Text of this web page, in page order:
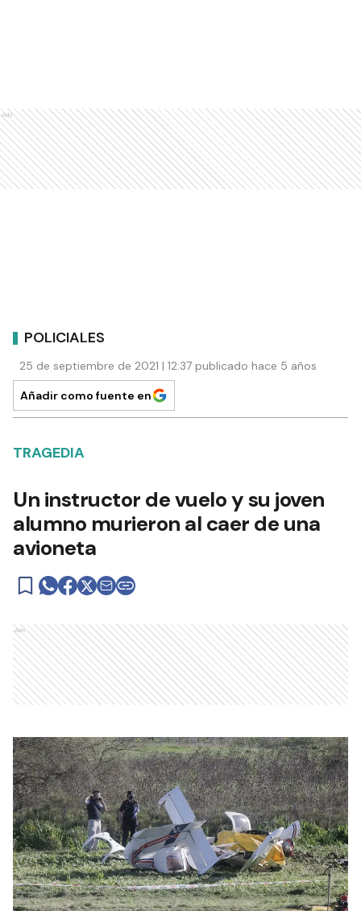
Ads
POLICIALES
25 de septiembre de 2021 | 12:37 publicado hace 5 años
Añadir como fuente en
TRAGEDIA
Un instructor de vuelo y su joven
alumno murieron al caer de una
avioneta
Ads